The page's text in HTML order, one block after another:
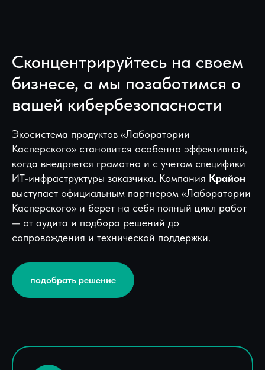
Сконцентрируйтесь на своем
бизнесе, а мы позаботимся о
вашей кибербезопасности
Экосистема продуктов «Лаборатории
Касперского» становится особенно эффективной,
когда внедряется грамотно и с учетом специфики
ИТ-инфраструктуры заказчика. Компания Крайон
выступает официальным партнером «Лаборатории
Касперского» и берет на себя полный цикл работ
— от аудита и подбора решений до
сопровождения и технической поддержки.
подобрать решение